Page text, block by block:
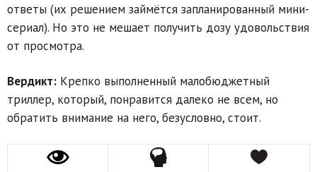
ответы (их решением займётся запланированный мини-
сериал). Но это не мешает получить дозу удовольствия
от просмотра.
Вердикт: Крепко выполненный малобюджетный
триллер, который, понравится далеко не всем, но
обратить внимание на него, безусловно, стоит.